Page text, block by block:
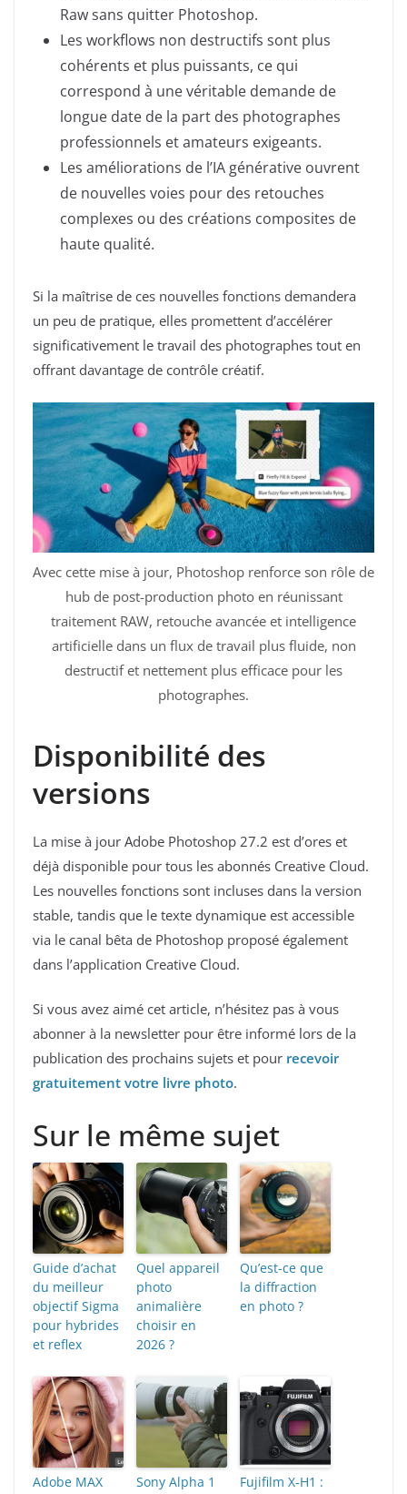
Raw sans quitter Photoshop.
Les workflows non destructifs sont plus
cohérents et plus puissants, ce qui
correspond à une véritable demande de
longue date de la part des photographes
professionnels et amateurs exigeants.
Les améliorations de l’IA générative ouvrent
de nouvelles voies pour des retouches
complexes ou des créations composites de
haute qualité.
Si la maîtrise de ces nouvelles fonctions demandera
un peu de pratique, elles promettent d’accélérer
significativement le travail des photographes tout en
offrant davantage de contrôle créatif.
Avec cette mise à jour, Photoshop renforce son rôle de
hub de post-production photo en réunissant
traitement RAW, retouche avancée et intelligence
artificielle dans un flux de travail plus fluide, non
destructif et nettement plus efficace pour les
photographes.
Disponibilité des
versions
La mise à jour Adobe Photoshop 27.2 est d’ores et
déjà disponible pour tous les abonnés Creative Cloud.
Les nouvelles fonctions sont incluses dans la version
stable, tandis que le texte dynamique est accessible
via le canal bêta de Photoshop proposé également
dans l’application Creative Cloud.
Si vous avez aimé cet article, n’hésitez pas à vous
abonner à la newsletter pour être informé lors de la
publication des prochains sujets et pour recevoir
gratuitement votre livre photo.
Sur le même sujet
Guide d’achat
du meilleur
objectif Sigma
pour hybrides
et reflex
Quel appareil
photo
animalière
choisir en
2026 ?
Qu’est-ce que
la diffraction
en photo ?
Adobe MAX
Sony Alpha 1
Fujifilm X-H1 :